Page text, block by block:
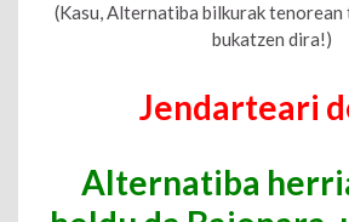
(Kasu, Alternatiba bilkurak
bukatzen dira!)
Jendarteari
Alternatiba